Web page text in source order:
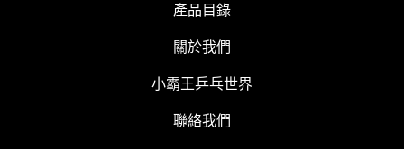
產品目錄
關於我們
小霸王乒乓世界
聯絡我們